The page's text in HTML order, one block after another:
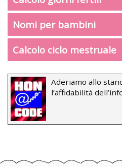
Nomi per bambini
Calcolo ciclo mestruale
Aderiamo allo
l’affidabilità